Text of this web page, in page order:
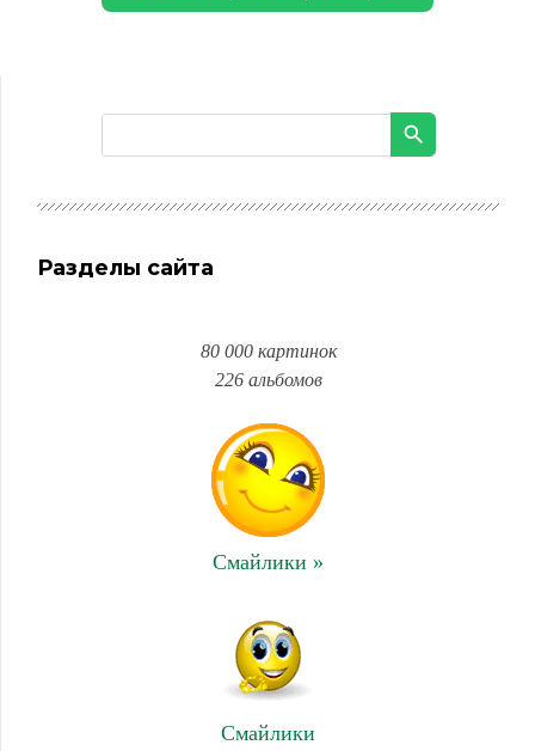
Разделы сайта
80 000 картинок
226 альбомов
Смайлики »
Смайлики